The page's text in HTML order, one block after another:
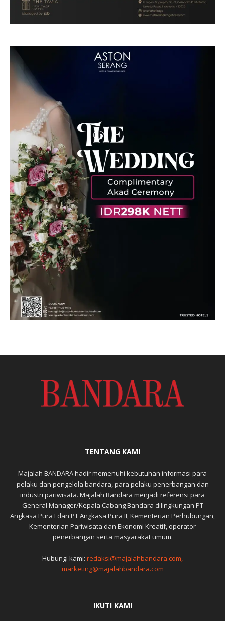
TENTANG KAMI
Majalah BANDARA hadir memenuhi kebutuhan informasi para
pelaku dan pengelola bandara, para pelaku penerbangan dan
industri pariwisata. Majalah Bandara menjadi referensi para
General Manager/Kepala Cabang Bandara dilingkungan PT
Angkasa Pura I dan PT Angkasa Pura II, Kementerian Perhubungan,
Kementerian Pariwisata dan Ekonomi Kreatif, operator
penerbangan serta masyarakat umum.
Hubungi kami: redaksi@majalahbandara.com,
marketing@majalahbandara.com
IKUTI KAMI